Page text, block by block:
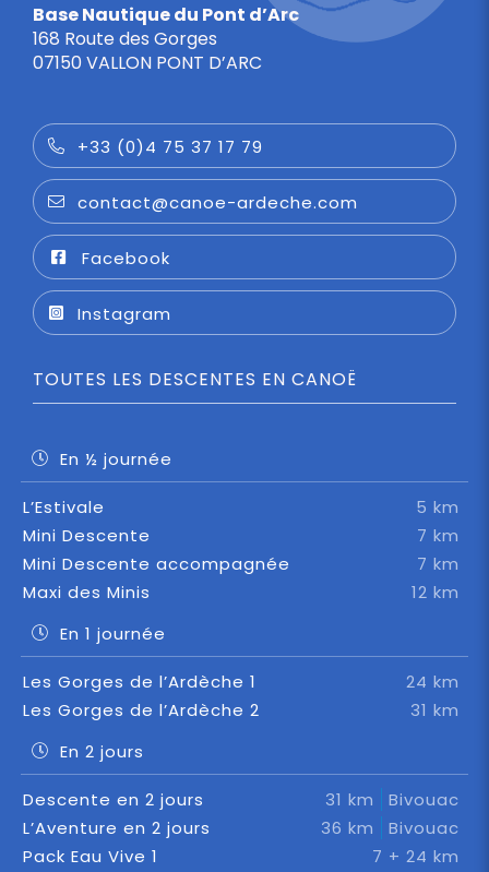
Base Nautique du Pont d’Arc
168 Route des Gorges
07150 VALLON PONT D’ARC
+33 (0)4 75 37 17 79
contact@canoe-ardeche.com
Facebook
Instagram
TOUTES LES DESCENTES EN CANOË
En ½ journée
L’Estivale
5 km
Mini Descente
7 km
Mini Descente accompagnée
7 km
Maxi des Minis
12 km
En 1 journée
Les Gorges de l’Ardèche 1
24 km
Les Gorges de l’Ardèche 2
31 km
En 2 jours
Descente en 2 jours 31 km
Bivouac
L’Aventure en 2 jours
36 km
Bivouac
Pack Eau Vive 1
7 + 24 km